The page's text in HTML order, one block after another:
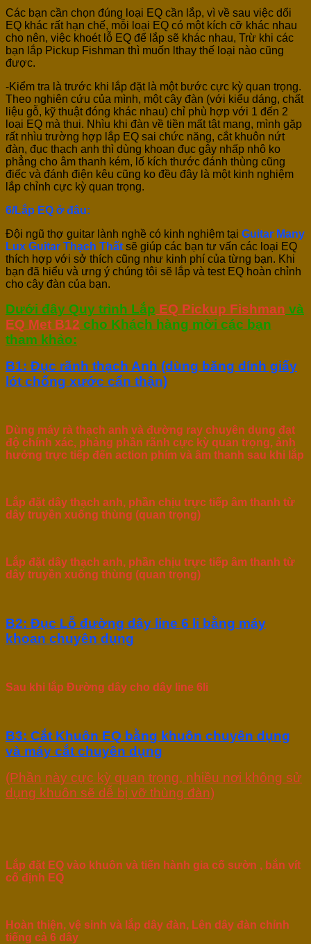
Các bạn cần chọn đúng loại EQ cần lắp, vì về sau việc dổi
EQ khác rất hạn chế, mỗi loại EQ có một kích cỡ khác nhau
cho nên, việc khoét lỗ EQ để lắp sẽ khác nhau, Trừ khi các
bạn lắp Pickup Fishman thì muốn lthay thế loại nào cũng
được.
-Kiểm tra là trước khi lắp đặt là một bước cực kỳ quan trọng.
Theo nghiên cứu của mình, một cây đàn (với kiểu dáng, chất
liệu gỗ, kỹ thuật đóng khác nhau) chỉ phù hợp với 1 đến 2
loại EQ mà thui. Nhìu khi đàn về tiền mất tật mang, mình gặp
rất nhìu trường hợp lắp EQ sai chức năng, cắt khuôn nứt
đàn, đục thạch anh thì dùng khoan đục gây nhấp nhô ko
phẳng cho âm thanh kém, lố kích thước đánh thùng cũng
điếc và đánh điện kêu cũng ko đều đây là một kinh nghiệm
lắp chỉnh cực kỳ quan trọng.
6/Lắp EQ ở đâu:
Đội ngũ thợ guitar lành nghề có kinh nghiệm tại Guitar Many
Lux Guitar Thạch Thất sẽ giúp các bạn tư vấn các loại EQ
thích hợp với sở thích cũng như kinh phí của từng bạn. Khi
bạn đã hiểu và ưng ý chúng tôi sẽ lắp và test EQ hoàn chỉnh
cho cây đàn của bạn.
Dưới đây Quy trình Lắp EQ Pickup Fishman và
EQ Met B12 cho Khách hàng mời các bạn
tham khảo:
B1: Đục rãnh thạch Anh (dùng băng dính giấy
lót chống xước cẩn thận)
Dùng máy rà thạch anh và đường ray chuyên dụng đạt
độ chính xác, phảng phần rãnh cực kỳ quan trọng, ảnh
hưởng trực tiếp đến action phím và âm thanh sau khi lắp
Lắp đặt dây thạch anh, phần chịu trực tiếp âm thanh từ
dây truyền xuống thùng (quan trọng)
Lắp đặt dây thạch anh, phần chịu trực tiếp âm thanh từ
dây truyền xuống thùng (quan trọng)
B2: Đục Lỗ đường dây line 6 li bằng máy
khoan chuyên dụng
Sau khi lắp Đường dây cho dây line 6li
B3: Cắt Khuôn EQ bằng khuôn chuyên dụng
và máy cắt chuyên dụng
(Phần này cực kỳ quan trọng, nhiều nơi không sử
dụng khuôn sẽ dễ bị vỡ thùng đàn)
Lắp đặt EQ vào khuôn và tiến hành gia cố sườn , bắn vít
cố định EQ
Hoàn thiện, vệ sinh và lắp dây đàn, Lên dây đàn chỉnh
tiếng cả 6 dây